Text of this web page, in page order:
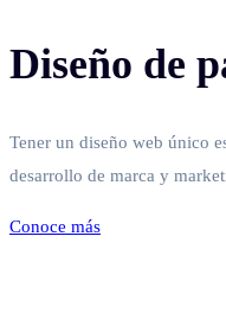
Diseño de
Tener un diseño web único
desarrollo de marca y
Conoce más